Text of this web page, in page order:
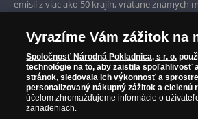
emisií z viac ako 50 krajín, vrátane známych
Parížska mincovňa, Nórska mincovňa, Fínska
Austrálska mincovňa Perth. Spoločnosť
zberateľom garantuje, že všetky produkty
prvotriednej kvalite, čo je doložené aj
autentickosti.
Vyrazíme Vám zážitok na
Spoločnosť Národná Pokladnica, s r. o.
technológie na to, aby zaistila spoľahlivosť
stránok, sledovala ich výkonnosť a
personalizovaný nákupný zážitok a cielenú
účelom zhromažďujeme informácie o
zariadeniach.